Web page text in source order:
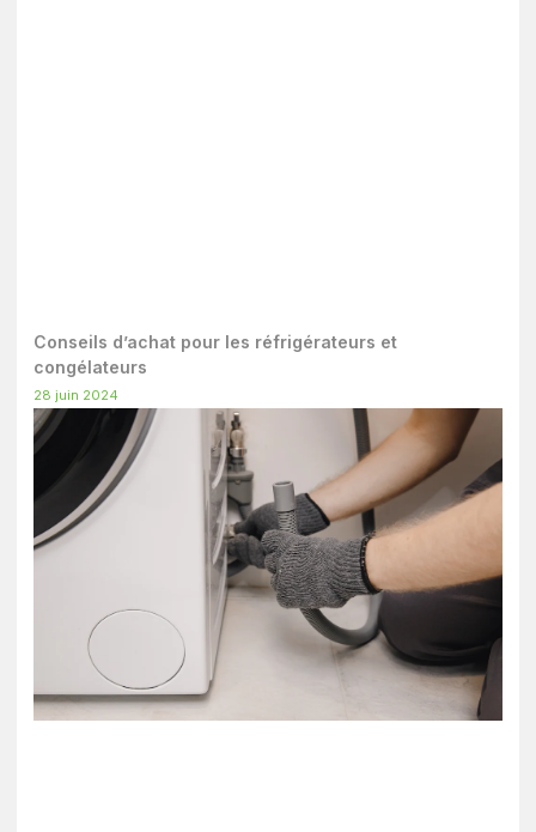
Conseils d’achat pour les réfrigérateurs et
congélateurs
28 juin 2024